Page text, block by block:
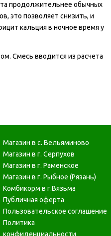
продолжительнее обычных
это позволяет снизить, и
кальция в ночное время у
Смесь вводится из расчета
Магазин в с. Вельяминово
Магазин в г. Серпухов
Магазин в г. Раменское
Магазин в г. Рыбное (Рязань)
Комбикорм в г.Вязьма
Публичная оферта
Пользовательское соглашение
Политика
конфиденциальности